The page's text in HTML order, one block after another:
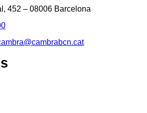
452 – 08006 Barcelona